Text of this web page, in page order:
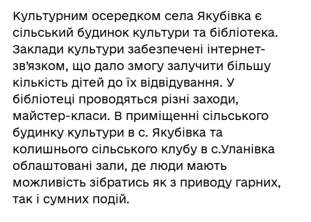
Культурним осередком села Якубівка є
сільський будинок культури та бібліотека.
Заклади культури забезпечені інтернет-
зв’язком, що дало змогу залучити більшу
кількість дітей до їх відвідування. У
бібліотеці проводяться різні заходи,
майстер-класи. В приміщенні сільського
будинку культури в с. Якубівка та
колишнього сільського клубу в с.Уланівка
облаштовані зали, де люди мають
можливість зібратись як з приводу гарних,
так і сумних подій.